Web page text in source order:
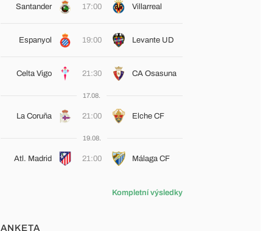
Santander 17:00 Villarreal
Espanyol 19:00 Levante UD
Celta Vigo 21:30 CA Osasuna
17.08.
La Coruña 21:00 Elche CF
19.08.
Atl. Madrid 21:00 Málaga CF
Kompletní výsledky
ANKETA